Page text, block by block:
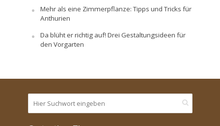
Mehr als eine Zimmerpflanze: Tipps und Tricks für
Anthurien
Da blüht er richtig auf! Drei Gestaltungsideen für
den Vorgarten